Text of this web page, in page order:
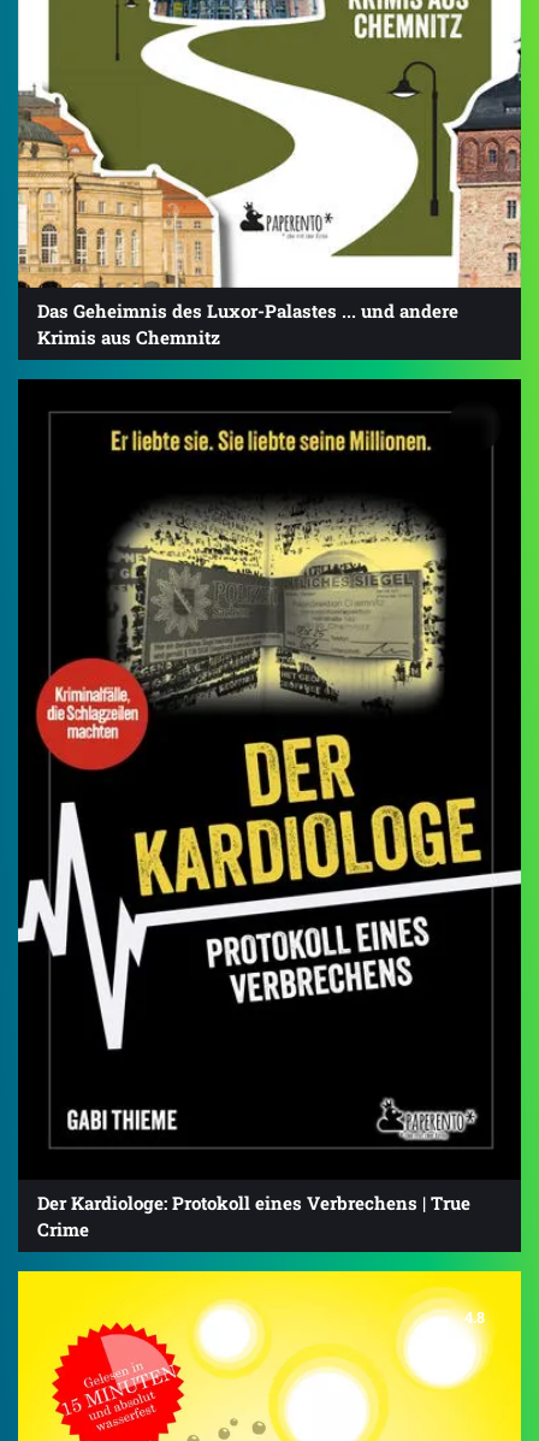
Das Geheimnis des Luxor-Palastes ... und andere
Krimis aus Chemnitz
Der Kardiologe: Protokoll eines Verbrechens | True
Crime
4.8